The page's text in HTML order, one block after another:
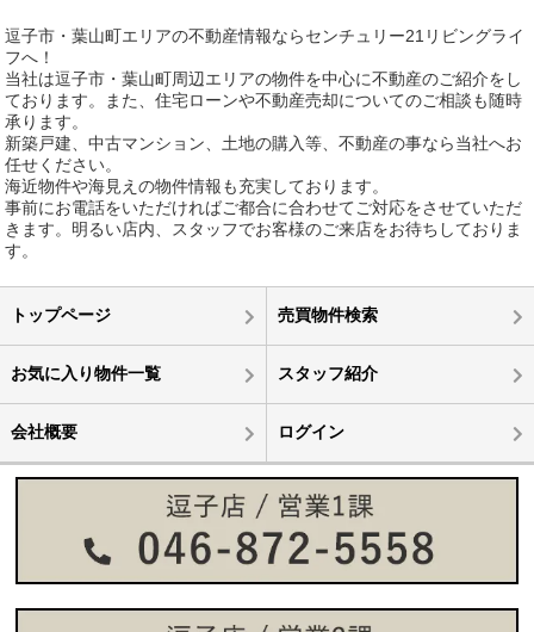
逗子市・葉山町エリアの不動産情報ならセンチュリー21リビングライ
フへ！
当社は逗子市・葉山町周辺エリアの物件を中心に不動産のご紹介をし
ております。また、住宅ローンや不動産売却についてのご相談も随時
承ります。
新築戸建、中古マンション、土地の購入等、不動産の事なら当社へお
任せください。
海近物件や海見えの物件情報も充実しております。
事前にお電話をいただければご都合に合わせてご対応をさせていただ
きます。明るい店内、スタッフでお客様のご来店をお待ちしておりま
す。
トップページ 売買物件検索
お気に入り物件一覧 スタッフ紹介
会社概要 ログイン